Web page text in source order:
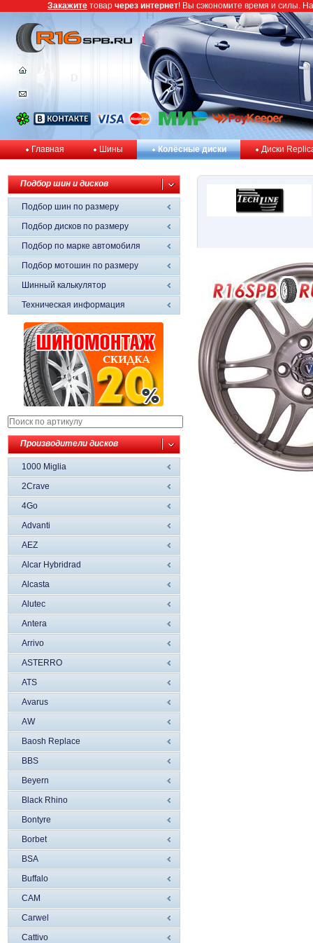
Главная Шины Колёсные диски Диски
Подбор шин и дисков
Подбор шин по размеру
Подбор дисков по размеру
Подбор по марке автомобиля
Подбор мотошин по размеру
Шинный калькулятор
Техническая информация
Производители дисков
1000 Miglia
2Crave
4Go
Advanti
AEZ
Alcar Hybridrad
Alcasta
Alutec
Antera
Arrivo
ASTERRO
ATS
Avarus
AW
Baosh Replace
BBS
Beyern
Black Rhino
Bontyre
Borbet
BSA
Buffalo
CAM
Carwel
Cattivo
Закажите товар через интернет! Вы сэкономите время и силы.